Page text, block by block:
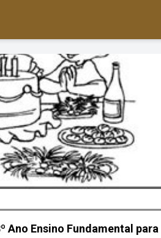
Ano Ensino Fundamental para